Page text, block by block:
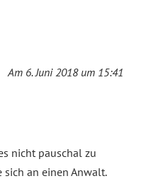
Am 6. Juni 2018 um 15:41
nicht pauschal zu
sich an einen Anwalt.